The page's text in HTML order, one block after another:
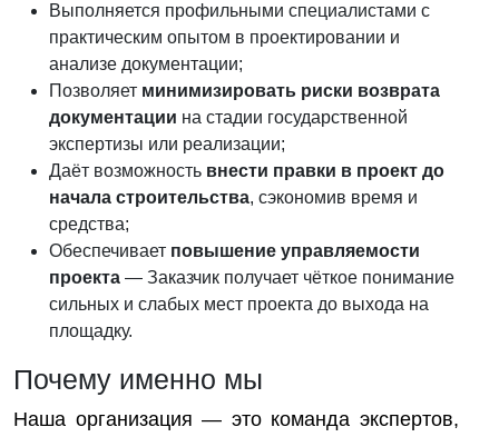
Выполняется профильными специалистами с
практическим опытом в проектировании и
анализе документации;
Позволяет минимизировать риски возврата
документации на стадии государственной
экспертизы или реализации;
Даёт возможность внести правки в проект до
начала строительства, сэкономив время и
средства;
Обеспечивает повышение управляемости
проекта — Заказчик получает чёткое понимание
сильных и слабых мест проекта до выхода на
площадку.
Почему именно мы
Наша организация — это команда экспертов,